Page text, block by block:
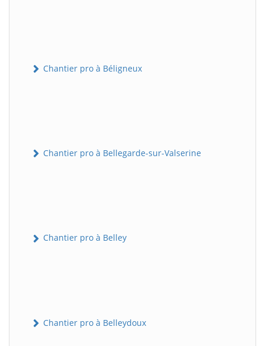
Chantier pro à Béligneux
Chantier pro à Bellegarde-sur-Valserine
Chantier pro à Belley
Chantier pro à Belleydoux